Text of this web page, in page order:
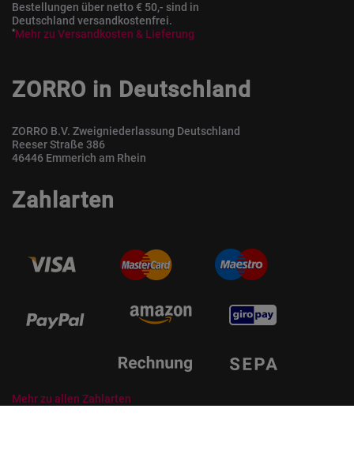
Bestellungen über netto € 50,- sind in
Deutschland versandkostenfrei.
*Mehr zu Versandkosten & Lieferung
ZORRO in Deutschland
ZORRO B.V. Zweigniederlassung Deutschland
Reeser Straße 386
46446 Emmerich am Rhein
Zahlarten
Mehr zu allen Zahlarten